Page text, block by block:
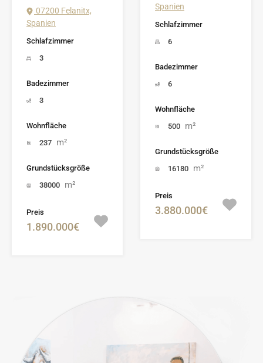
07200 Felanitx,
Spanien
Schlafzimmer
3
Badezimmer
3
Wohnfläche
237 m²
Grundstücksgröße
38000 m²
Preis
1.890.000€
Spanien
Schlafzimmer
6
Badezimmer
6
Wohnfläche
500 m²
Grundstücksgröße
16180 m²
Preis
3.880.000€